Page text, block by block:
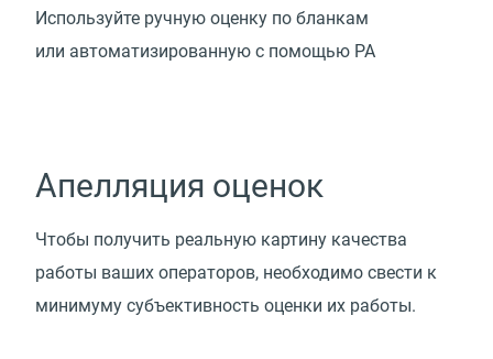
Используйте ручную оценку по бланкам
или автоматизированную с помощью РА
Апелляция оценок
Чтобы получить реальную картину качества
работы ваших операторов, необходимо свести к
минимуму субъективность оценки их работы.